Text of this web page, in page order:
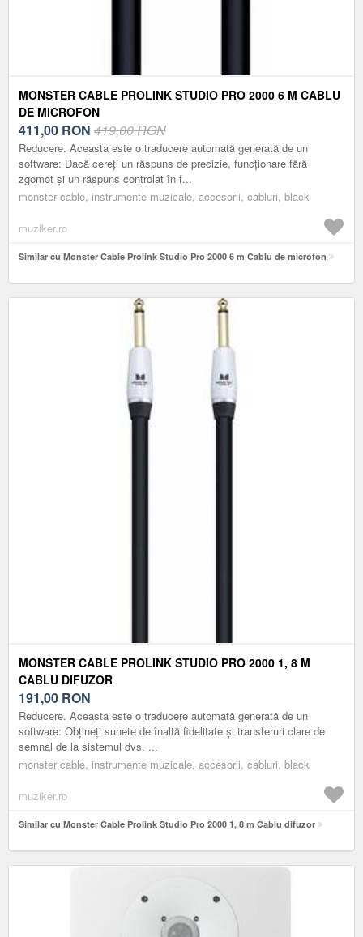
MONSTER CABLE PROLINK STUDIO PRO 2000 6 M CABLU
DE MICROFON
411,00 RON 419,00 RON
Reducere. Aceasta este o traducere automată generată de un
software: Dacă cereți un răspuns de precizie, funcționare fără
zgomot și un răspuns controlat în f...
monster cable, instrumente muzicale, accesorii, cabluri, black
muziker.ro
Similar cu Monster Cable Prolink Studio Pro 2000 6 m Cablu de microfon
MONSTER CABLE PROLINK STUDIO PRO 2000 1, 8 M
CABLU DIFUZOR
191,00 RON
Reducere. Aceasta este o traducere automată generată de un
software: Obțineți sunete de înaltă fidelitate și transferuri clare de
semnal de la sistemul dvs. ...
monster cable, instrumente muzicale, accesorii, cabluri, black
muziker.ro
Similar cu Monster Cable Prolink Studio Pro 2000 1, 8 m Cablu difuzor